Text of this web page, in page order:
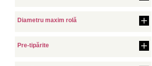
Diametru maxim rolă
Pre-tipărite